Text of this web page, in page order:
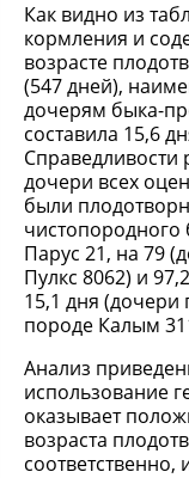
Как видно из
кормления и
возрасте
(547 дней),
дочерям быка-
составила 15,6
Справедливости
дочери всех
были
Парус 21, на 79
Пулкс 8062) и
15,1 дня (дочери
породе Калым
Анализ
использование
оказывает
возраста
соответственно,